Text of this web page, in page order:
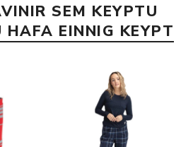
SEM KEYPTU
HAFA EINNIG KEYPT